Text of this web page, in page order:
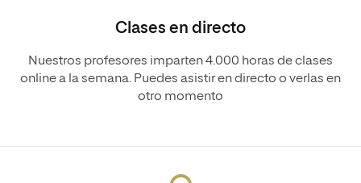
Clases en directo
Nuestros profesores imparten 4.000 horas de clases
online a la semana. Puedes asistir en directo o verlas en
otro momento